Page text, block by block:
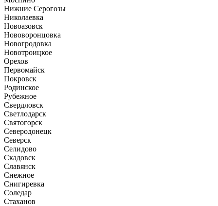
Нижние Серогозы
Николаевка
Новоазовск
Нововоронцовка
Новогродовка
Новотроицкое
Орехов
Первомайск
Покровск
Родинское
Рубежное
Свердловск
Светлодарск
Святогорск
Северодонецк
Северск
Селидово
Скадовск
Славянск
Снежное
Снигиревка
Соледар
Стаханов